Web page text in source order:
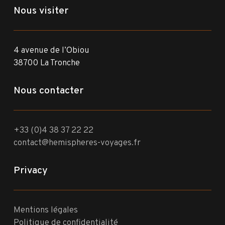
Nous visiter
4 avenue de l’Obiou
38700 La Tronche
Nous contacter
+33 (0)4 38 37 22 22
contact@hemispheres-voyages.fr
Privacy
Mentions légales